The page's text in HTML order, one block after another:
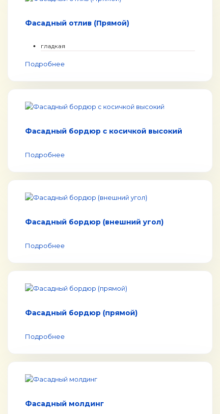
Фасадный отлив (Прямой)
гладкая
Подробнее
Фасадный бордюр с косичкой высокий
Подробнее
Фасадный бордюр (внешний угол)
Подробнее
Фасадный бордюр (прямой)
Подробнее
Фасадный молдинг